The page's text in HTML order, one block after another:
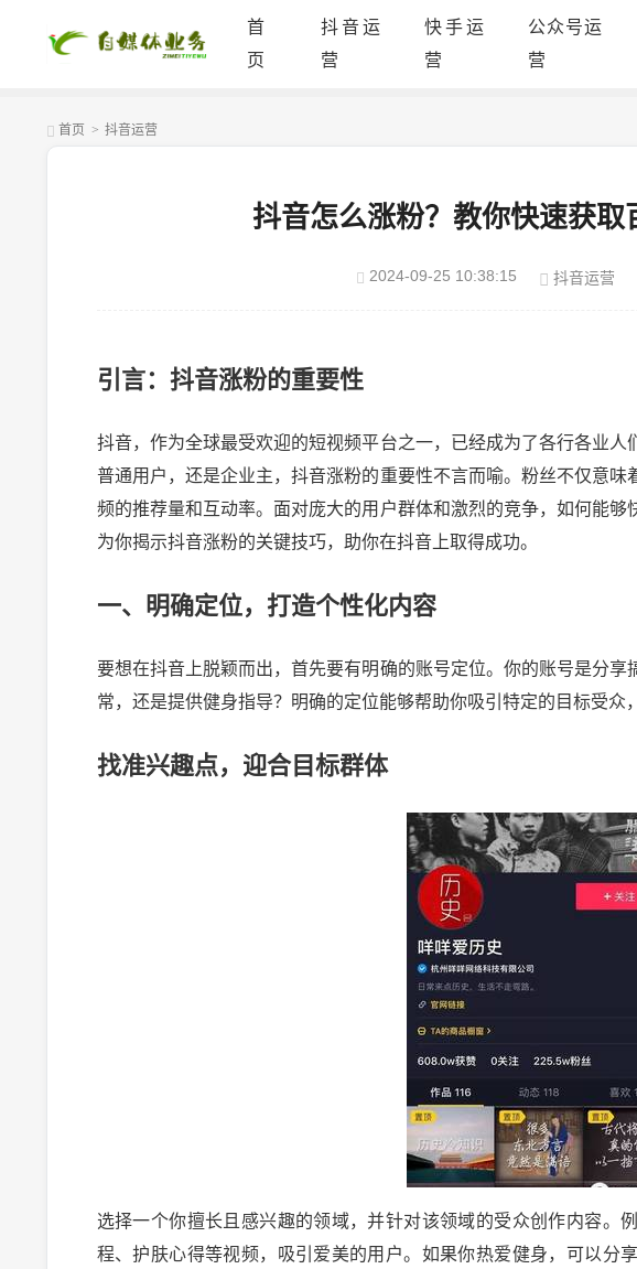
首
页
抖音运
营
快手运
营
公众号运
营
首页 > 抖音运营
抖音怎么涨粉？教你快速获取
2024-09-25 10:38:15 抖音运营
引言：抖音涨粉的重要性
抖音，作为全球最受欢迎的短视频平台之一，已经成为了各行各业
普通用户，还是企业主，抖音涨粉的重要性不言而喻。粉丝不仅意
频的推荐量和互动率。面对庞大的用户群体和激烈的竞争，如何能
为你揭示抖音涨粉的关键技巧，助你在抖音上取得成功。
一、明确定位，打造个性化内容
要想在抖音上脱颖而出，首先要有明确的账号定位。你的账号是分享
常，还是提供健身指导？明确的定位能够帮助你吸引特定的目标受众
找准兴趣点，迎合目标群体
选择一个你擅长且感兴趣的领域，并针对该领域的受众创作内容。
程、护肤心得等视频，吸引爱美的用户。如果你热爱健身，可以分